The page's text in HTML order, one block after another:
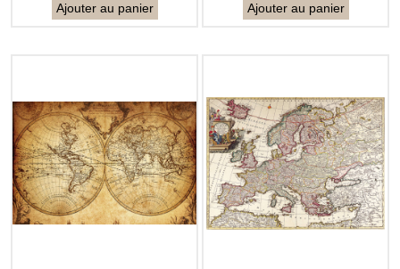
Ajouter au panier Ajouter au panier